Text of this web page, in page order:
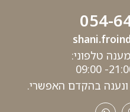
054-
טלפוני:
בהקדם האפשרי.